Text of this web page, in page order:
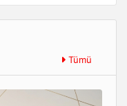
Tümü